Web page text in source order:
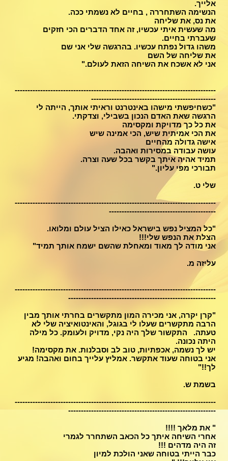
אלייך.
הנשימה השתחררה , בחיים לא נשמתי ככה.
את נס, את שליחה
מה שעשית איתי עכשיו, זה אחד הדברים הכי חזקים
שעברתי בחיים.
משהו גדול נפתח עכשיו. בהרגשה שלי אני שם
את שליחה של השם
אני לא אשכח את השיחה הזאת לעולם."
-------------------------------------------------------------------------------
-------------------------------------------------
"כשחיפשתי מישהו באינטרנט וראיתי אותך, הייתה לי
הרגשה שאת האדם הנכון בשבילי, וצדקתי.
את כל כך מדויקת ומקסימה
את הכי אמיתית שיש, הכי אמינה שיש
אישה גדולה מהחיים
עושה עבודה במסירות ואהבה.
תמיד אהיה איתך בקשר בכל שעה וצרה.
תבורכי מפי עליון."
שלי ט.
-------------------------------------------------------------------------------
------------------------------------------
"כל המציל נפש בישראל כאילו הציל עולם ומלואו.
הצלת את הנפש שלי!!!
אני מודה לך מאוד ומאחלת שהשם ישמח אותך תמיד"
עליזה מ.
-------------------------------------------------------------------------------
----------------------------------------------------------
"קרן יקרה, אני מכירה המון מתקשרים בחרתי אותך מבין
הרבה מתקשרים שעלו לי בגוגל, והאינטואיציה שלי לא
טעתה. התקשור שלך היה נקי, מדויק ולעומק. כל מילה
היתה נכונה.
יש לך נשמה, אכפתיות, טוב לב וסבלנות. את מקסימה!
אני בטוחה שעוד אתקשר. אמליץ עלייך בחום ואהבה! מגיע
לך!!"
בשמת ש.
-------------------------------------------------------------------------------
----------------------------------------------------------
" את מלאך !!!!
אחרי השיחה איתך כל הכאב השתחרר לגמרי
זה היה מדהים !!!
כבר הייתי בטוחה שאני הולכת למיון